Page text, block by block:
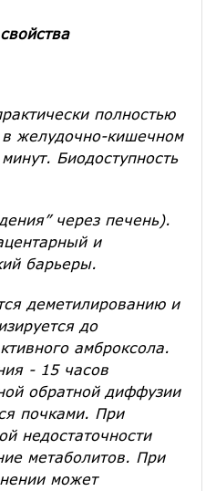
полностью
желудочно-кишечном
Биодоступность
через печень).
и
барьеры.
деметилированию и
до
амброксола.
- 15 часов
обратной диффузии
почками. При
недостаточности
метаболитов. При
может